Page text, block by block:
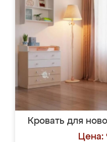
Кровать для
Цена: